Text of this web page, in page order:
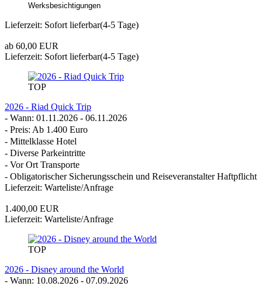
Werksbesichtigungen
Lieferzeit: Sofort lieferbar(4-5 Tage)
ab 60,00 EUR
Lieferzeit: Sofort lieferbar(4-5 Tage)
TOP
2026 - Riad Quick Trip
- Wann: 01.11.2026 - 06.11.2026
- Preis: Ab 1.400 Euro
- Mittelklasse Hotel
- Diverse Parkeintritte
- Vor Ort Transporte
- Obligatorischer Sicherungsschein und Reiseveranstalter Haftpflicht
Lieferzeit: Warteliste/Anfrage
1.400,00 EUR
Lieferzeit: Warteliste/Anfrage
TOP
2026 - Disney around the World
- Wann: 10.08.2026 - 07.09.2026